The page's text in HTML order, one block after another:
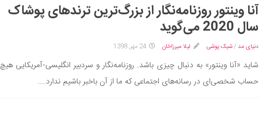
آنا وینتور روزنامه‌نگار از بزرگ‌ترین ترندهای پوشاک
سال 2020 می‌گوید
دنیای مد/شیک پوشی لیلا میرزاخان 24 مهر, 1398
شاید «آنا وینتور» به دنبال چیزی باشد. روزنامه‌نگار و سردبیر انگلیسی-آمریکایی هیچ
حساب شخصی‌ای در رسانه‌های اجتماعی که ما از آن باخبر باشیم ندارد....